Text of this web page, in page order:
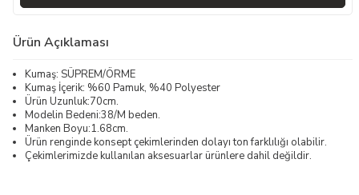
Ürün Açıklaması
Kumaş: SÜPREM/ÖRME
Kumaş İçerik: %60 Pamuk, %40 Polyester
Ürün Uzunluk:70cm.
Modelin Bedeni:38/M beden.
Manken Boyu:1.68cm.
Ürün renginde konsept çekimlerinden dolayı ton farklılığı olabilir.
Çekimlerimizde kullanılan aksesuarlar ürünlere dahil değildir.